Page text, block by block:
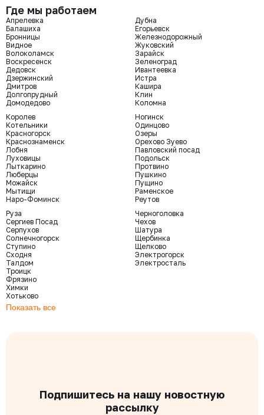
Где мы работаем
Апрелевка
Балашиха
Бронницы
Видное
Волоколамск
Воскресенск
Дедовск
Дзержинский
Дмитров
Долгопрудный
Домодедово
Дубна
Егорьевск
Железнодорожный
Жуковский
Зарайск
Зеленоград
Ивантеевка
Истра
Кашира
Клин
Коломна
Королев
Котельники
Красногорск
Краснознаменск
Лобня
Луховицы
Лыткарино
Люберцы
Можайск
Мытищи
Наро-Фоминск
Ногинск
Одинцово
Озеры
Орехово Зуево
Павловский посад
Подольск
Протвино
Пушкино
Пущино
Раменское
Реутов
Руза
Сергиев Посад
Серпухов
Солнечногорск
Ступино
Сходня
Талдом
Троицк
Фрязино
Химки
Хотьково
Черноголовка
Чехов
Шатура
Щербинка
Щелково
Электрогорск
Электросталь
Показать все
Подпишитесь на нашу новостную
рассылку